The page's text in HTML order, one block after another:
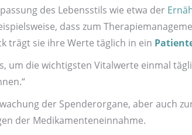
des Lebens­stils wie etwa der
dass zum
trägt sie ihre Werte täglich in ein
die wichtigsten Vitalwerte einmal
der Spender­organe, aber auch
der Medikamenten­einnahme.